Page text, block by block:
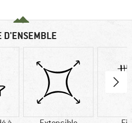
D'ENSEMBLE